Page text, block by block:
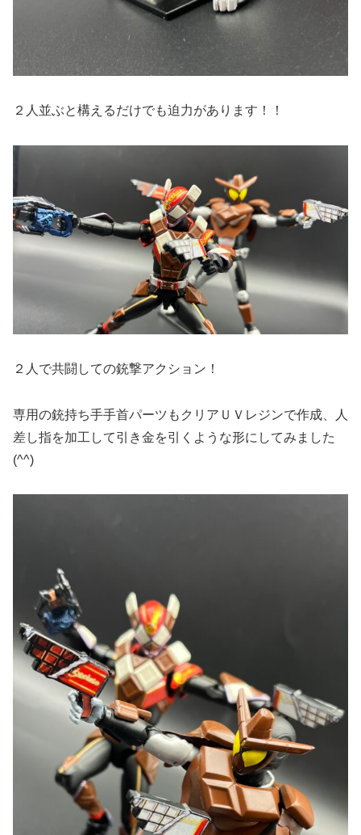
２人並ぶと構えるだけでも迫力があります！！
２人で共闘しての銃撃アクション！
専用の銃持ち手手首パーツもクリアＵＶレジンで作成、人
差し指を加工して引き金を引くような形にしてみました
(^^)